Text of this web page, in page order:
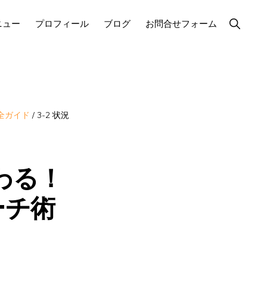
ュー プロフィール ブログ お問合せフォーム Show
Search
ガイド / 3-2 状況
！
術